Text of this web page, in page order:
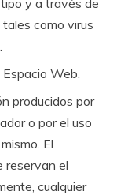
como virus
Web.
producidos por
o por el uso
El
reservan el
cualquier